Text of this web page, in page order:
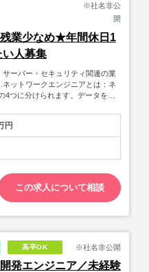
※社名非公
開
残業少なめ★年間休日1
人募集
ーバー・セキュリティ関連の業
ットワークエンジニアとは：ネ
4つに分けられます。データを快
ジニアとは：コンピューターシス
ーバーソフトの設定を主に行いま
セキュリティを考慮したネットワ
社のサービスであるプロバイダの
ともございます。■入社後は…組
中で入社後は、OJT研修を経て
す。（※現在、新型コロナウイル
す。）
円
この求人について相談
高卒OK ※社名非公開
発エンジニア／未経験